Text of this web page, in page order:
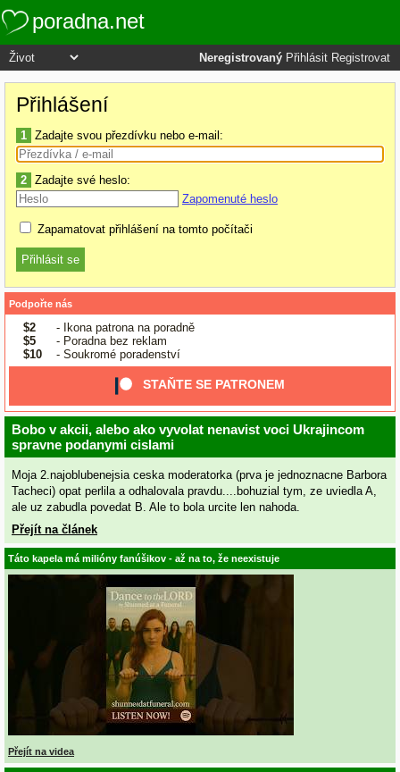
poradna.net
Neregistrovaný Přihlásit Registrovat
Přihlášení
1 Zadajte svou přezdívku nebo e-mail:
2 Zadajte své heslo:
Zapomenuté heslo
Zapamatovat přihlášení na tomto počítači
Podpořte nás
$2
- Ikona patrona na poradně
$5
- Poradna bez reklam
$10
- Soukromé poradenství
STAŇTE SE PATRONEM
Bobo v akcii, alebo ako vyvolat nenavist voci Ukrajincom
spravne podanymi cislami
Moja 2.najoblubenejsia ceska moderatorka (prva je jednoznacne Barbora
Tacheci) opat perlila a odhalovala pravdu....bohuzial tym, ze uviedla A,
ale uz zabudla povedat B. Ale to bola urcite len nahoda.
Přejít na článek
Táto kapela má milióny fanúšikov - až na to, že neexistuje
Přejít na videa